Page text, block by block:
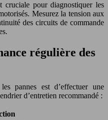
cruciale pour diagnostiquer les
Mesurez la tension aux
des circuits de commande
régulière des
pannes est d’effectuer une
d’entretien recommandé :